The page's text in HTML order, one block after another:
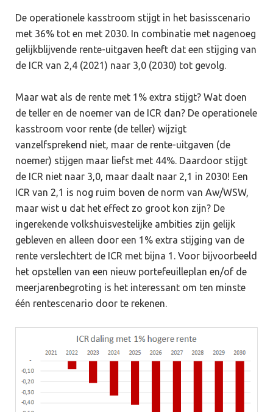
De operationele kasstroom stijgt in het basisscenario
met 36% tot en met 2030. In combinatie met nagenoeg
gelijkblijvende rente-uitgaven heeft dat een stijging van
de ICR van 2,4 (2021) naar 3,0 (2030) tot gevolg.
Maar wat als de rente met 1% extra stijgt? Wat doen
de teller en de noemer van de ICR dan? De operationele
kasstroom voor rente (de teller) wijzigt
vanzelfsprekend niet, maar de rente-uitgaven (de
noemer) stijgen maar liefst met 44%. Daardoor stijgt
de ICR niet naar 3,0, maar daalt naar 2,1 in 2030! Een
ICR van 2,1 is nog ruim boven de norm van Aw/WSW,
maar wist u dat het effect zo groot kon zijn? De
ingerekende volkshuisvestelijke ambities zijn gelijk
gebleven en alleen door een 1% extra stijging van de
rente verslechtert de ICR met bijna 1. Voor bijvoorbeeld
het opstellen van een nieuw portefeuilleplan en/of de
meerjarenbegroting is het interessant om ten minste
één rentescenario door te rekenen.